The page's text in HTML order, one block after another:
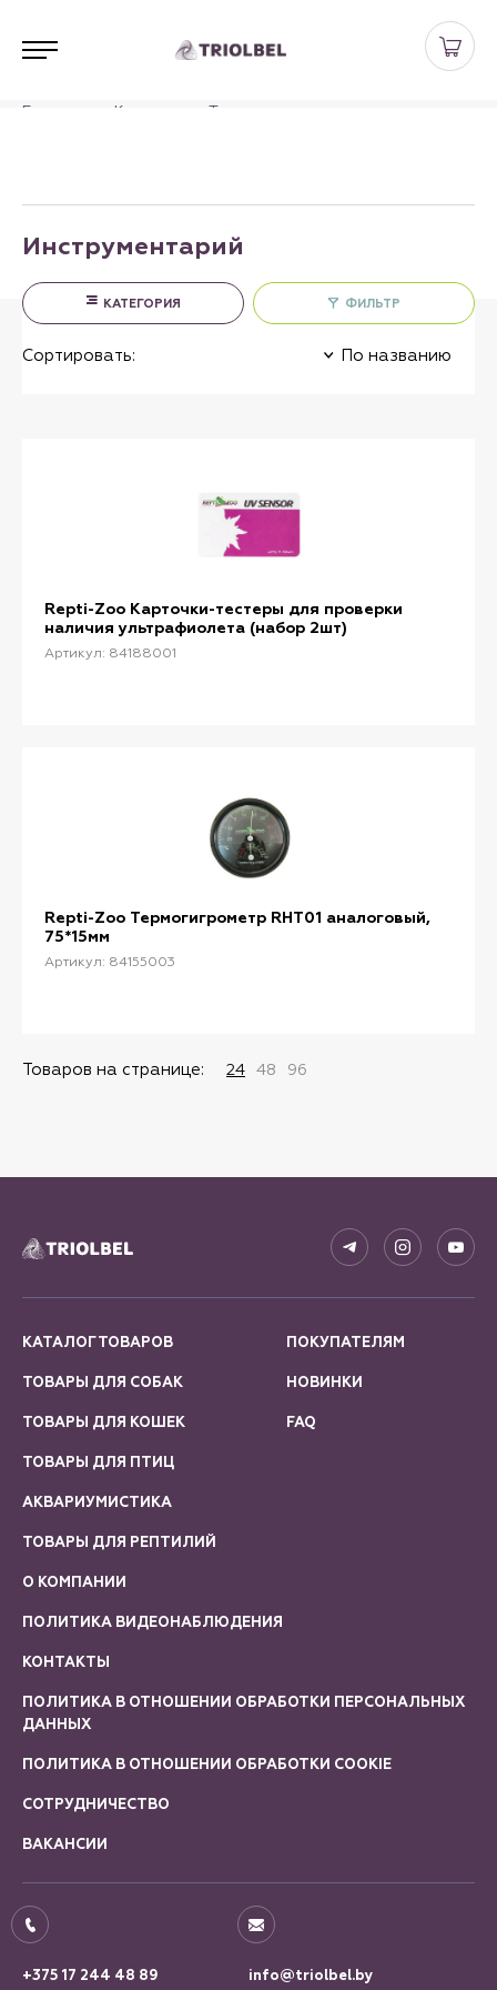
Главная Каталог
Террариумистика
Инструментарий
КАТЕГОРИЯ ФИЛЬТР
Сортировать: По названию
Repti-Zoo Карточки-тестеры для проверки
наличия ультрафиолета (набор 2шт)
Артикул: 84188001
Repti-Zoo Термогигрометр RHT01 аналоговый,
75*15мм
Артикул: 84155003
Товаров на странице: 24 48 96
КАТАЛОГ ТОВАРОВ
ТОВАРЫ ДЛЯ СОБАК
ТОВАРЫ ДЛЯ КОШЕК
ТОВАРЫ ДЛЯ ПТИЦ
АКВАРИУМИСТИКА
ТОВАРЫ ДЛЯ РЕПТИЛИЙ
ПОКУПАТЕЛЯМ
НОВИНКИ
FAQ
О КОМПАНИИ
ПОЛИТИКА ВИДЕОНАБЛЮДЕНИЯ
КОНТАКТЫ
ПОЛИТИКА В ОТНОШЕНИИ ОБРАБОТКИ ПЕРСОНАЛЬНЫХ
ДАННЫХ
ПОЛИТИКА В ОТНОШЕНИИ ОБРАБОТКИ COOKIE
СОТРУДНИЧЕСТВО
ВАКАНСИИ
+375 17 244 48 89 info@triolbel.by